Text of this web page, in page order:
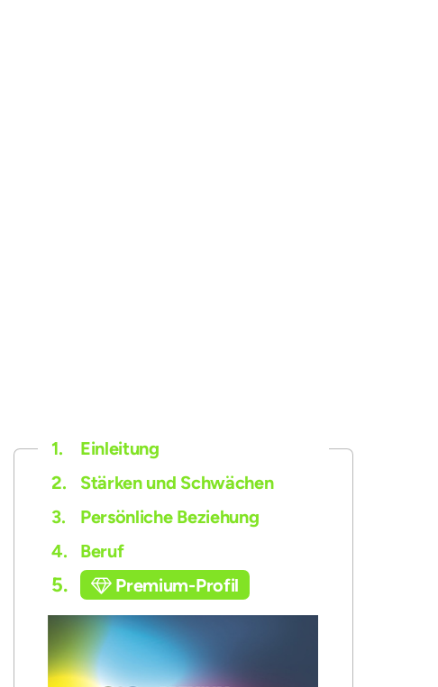
1.
Einleitung
2.
Stärken und Schwächen
3.
Persönliche Beziehung
4.
Beruf
5. Premium-Profil